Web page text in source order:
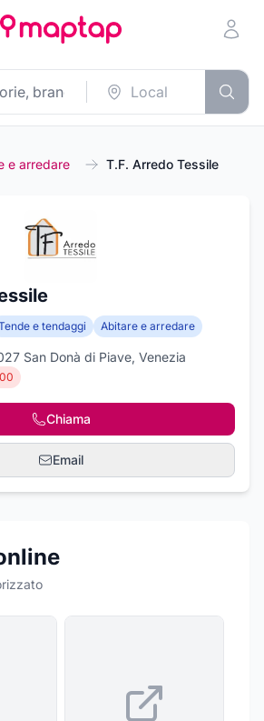
e arredare T.F. Arredo Tessile
e tendaggi Abitare e arredare
San Donà di Piave, Venezia
Chiama
Email